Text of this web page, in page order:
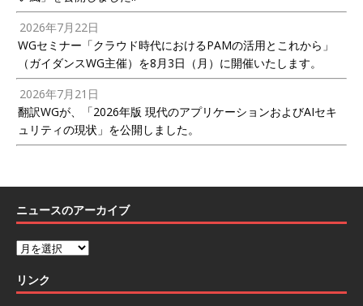
2026年7月22日
WGセミナー「クラウド時代におけるPAMの活用とこれから」
（ガイダンスWG主催）を8月3日（月）に開催いたします。
2026年7月21日
翻訳WGが、「2026年版 現代のアプリケーションおよびAIセキ
ュリティの現状」を公開しました。
ニュースのアーカイブ
リンク